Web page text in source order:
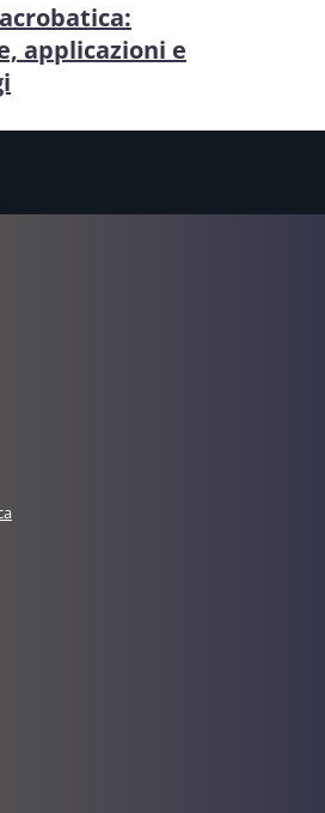
applicazioni e